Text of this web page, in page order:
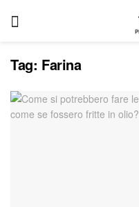
Tag: Farina